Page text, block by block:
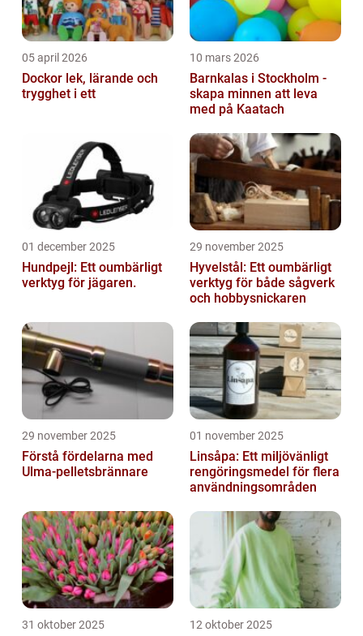
05 april 2026
Dockor lek, lärande och
trygghet i ett
10 mars 2026
Barnkalas i Stockholm -
skapa minnen att leva
med på Kaatach
01 december 2025
Hundpejl: Ett oumbärligt
verktyg för jägaren.
29 november 2025
Hyvelstål: Ett oumbärligt
verktyg för både sågverk
och hobbysnickaren
29 november 2025
Förstå fördelarna med
Ulma-pelletsbrännare
01 november 2025
Linsåpa: Ett miljövänligt
rengöringsmedel för flera
användningsområden
31 oktober 2025 12 oktober 2025